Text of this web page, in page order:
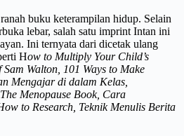
buku keterampilan hidup. Selain
lebar, salah satu imprint Intan ini
Ini ternyata dari dicetak ulang
How to Multiply Your Child’s
Walton, 101 Ways to Make
Mengajar di dalam Kelas,
Menopause Book, Cara
to Research, Teknik Menulis Berita